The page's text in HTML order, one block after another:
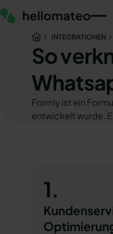
INTEGRATIONEN
So
Formly ist ein
entwickelt wurde.
1.